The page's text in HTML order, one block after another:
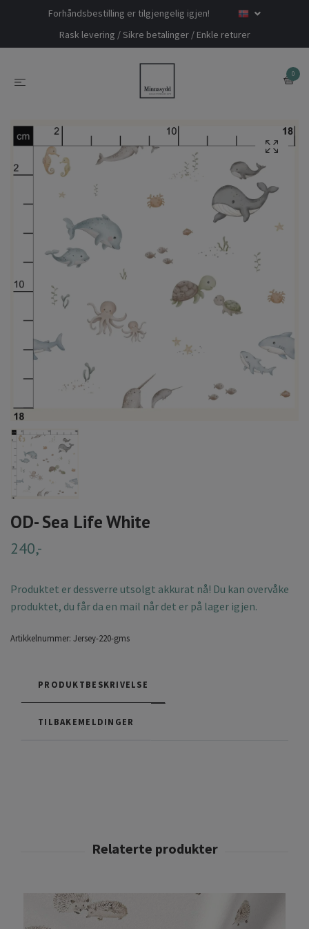
Forhåndsbestilling er tilgjengelig igjen!
Rask levering / Sikre betalinger / Enkle returer
0
OD- Sea Life White
240,-
Produktet er dessverre utsolgt akkurat nå! Du kan overvåke
produktet, du får da en mail når det er på lager igjen.
Artikkelnummer: Jersey-220-gms
PRODUKTBESKRIVELSE
TILBAKEMELDINGER